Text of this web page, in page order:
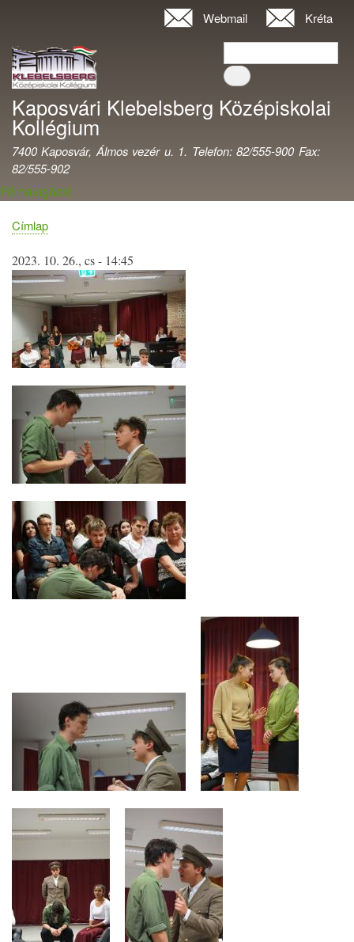
Ugrás
a
fiók
menüje
Webmail Kréta
Keresés
Kaposvári Klebelsberg Középiskolai
Kollégium
7400 Kaposvár, Álmos vezér u. 1. Telefon: 82/555-900 Fax:
82/555-902
Fő navigáció
Morzsa
Címlap
2023. 10. 26., cs - 14:45